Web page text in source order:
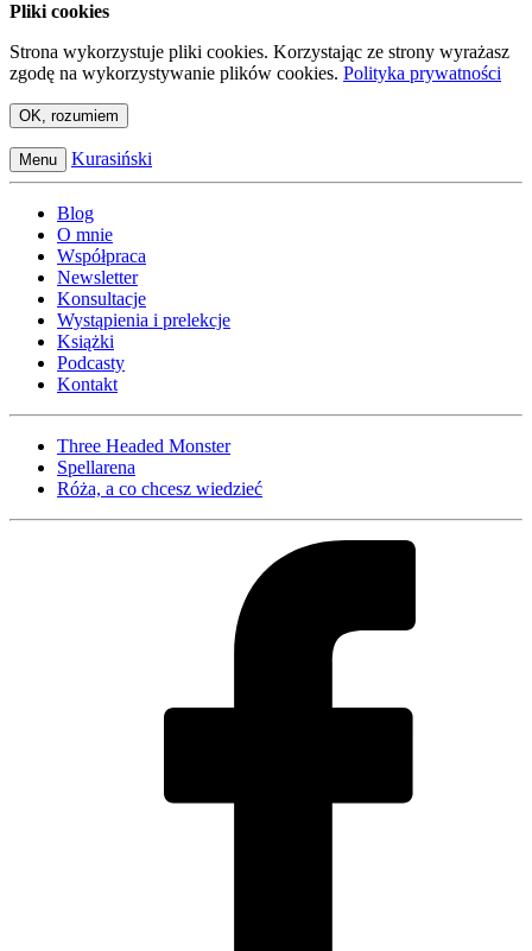
Pliki cookies
Strona wykorzystuje pliki cookies. Korzystając ze strony wyrażasz
zgodę na wykorzystywanie plików cookies. Polityka prywatności
OK, rozumiem
Menu Kurasiński
Blog
O mnie
Współpraca
Newsletter
Konsultacje
Wystąpienia i prelekcje
Książki
Podcasty
Kontakt
Three Headed Monster
Spellarena
Róża, a co chcesz wiedzieć